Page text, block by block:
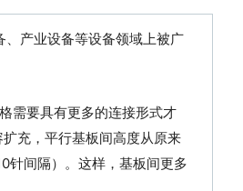
产业设备等设备领域上被广
需要具有更多的连接形式才
充，平行基板间高度从原来
针间隔）。这样，基板间更多